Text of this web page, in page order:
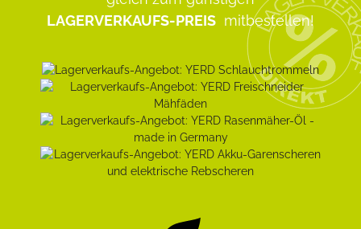
LAGERVERKAUFS-PREIS mitbestellen!